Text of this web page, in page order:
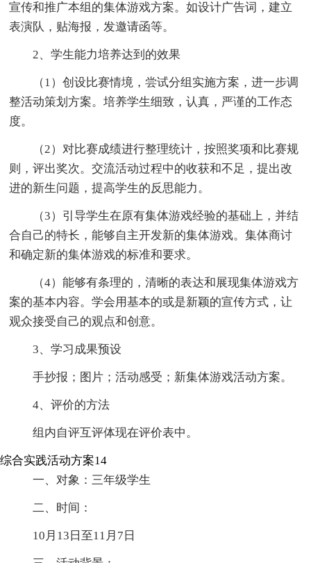
宣传和推广本组的集体游戏方案。如设计广告词，建立
表演队，贴海报，发邀请函等。
2、学生能力培养达到的效果
（1）创设比赛情境，尝试分组实施方案，进一步调
整活动策划方案。培养学生细致，认真，严谨的工作态
度。
（2）对比赛成绩进行整理统计，按照奖项和比赛规
则，评出奖次。交流活动过程中的收获和不足，提出改
进的新生问题，提高学生的反思能力。
（3）引导学生在原有集体游戏经验的基础上，并结
合自己的特长，能够自主开发新的集体游戏。集体商讨
和确定新的集体游戏的标准和要求。
（4）能够有条理的，清晰的表达和展现集体游戏方
案的基本内容。学会用基本的或是新颖的宣传方式，让
观众接受自己的观点和创意。
3、学习成果预设
手抄报；图片；活动感受；新集体游戏活动方案。
4、评价的方法
组内自评互评体现在评价表中。
综合实践活动方案14
一、对象：三年级学生
二、时间：
10月13日至11月7日